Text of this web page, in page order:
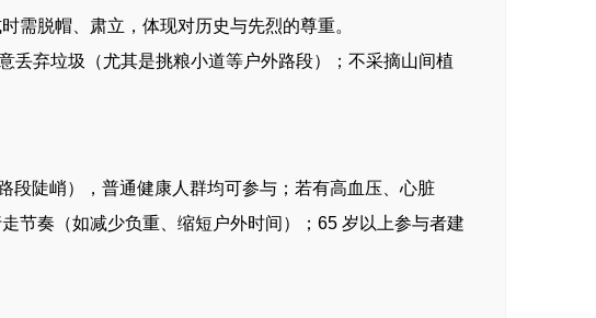
需脱帽、肃立，体现对历史与先烈的尊重。
弃垃圾（尤其是挑粮小道等户外路段）；不采摘山间植
陡峭），普通健康人群均可参与；若有高血压、心脏
节奏（如减少负重、缩短户外时间）；65 岁以上参与者建